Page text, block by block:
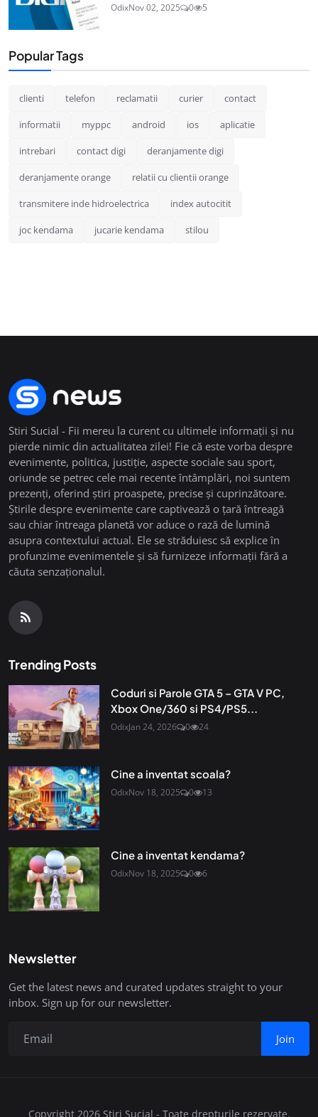
OdixNov 02, 2025 0 5
Popular Tags
clienti telefon reclamatii curier contact
informatii myppc android ios aplicatie
intrebari contact digi deranjamente digi
deranjamente orange relatii cu clientii orange
transmitere inde hidroelectrica index autocitit
joc kendama jucarie kendama stilou
Stiri Sucial - Fii mereu la curent cu ultimele informații și nu
pierde nimic din actualitatea zilei! Fie că este vorba despre
evenimente, politica, justiție, aspecte sociale sau sport,
oriunde se petrec cele mai recente întâmplări, noi suntem
prezenți, oferind știri proaspete, precise și cuprinzătoare.
Știrile despre evenimente care captivează o țară întreagă
sau chiar întreaga planetă vor aduce o rază de lumină
asupra contextului actual. Ele se străduiesc să explice în
profunzime evenimentele și să furnizeze informații fără a
căuta senzaționalul.
Trending Posts
Coduri si Parole GTA 5 – GTA V PC,
Xbox One/360 si PS4/PS5...
OdixJan 24, 2026 0 24
Cine a inventat scoala?
OdixNov 18, 2025 0 13
Cine a inventat kendama?
OdixNov 18, 2025 0 6
Newsletter
Get the latest news and curated updates straight to your
inbox. Sign up for our newsletter.
Join
Copyright 2026 Stiri Sucial - Toate drepturile rezervate.